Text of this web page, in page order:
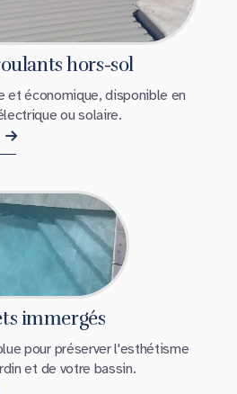
hors-sol
et économique, disponible en
ou solaire.
immergés
pour préserver l'esthétisme
et de votre bassin.